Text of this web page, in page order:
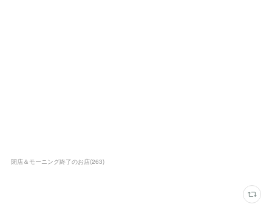
閉店＆モーニング終了のお店(263)